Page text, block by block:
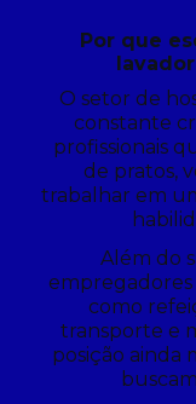
Por que
O setor de
constante
profissionais
de pratos,
trabalhar em
Além do
empregadores
como
transporte e
posição ainda